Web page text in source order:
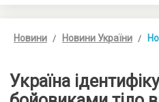
Новини Новини України
Україна